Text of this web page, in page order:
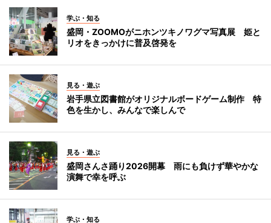
学ぶ・知る
盛岡・ZOOMOがニホンツキノワグマ写真展 姫と
リオをきっかけに普及啓発を
見る・遊ぶ
岩手県立図書館がオリジナルボードゲーム制作 特
色を生かし、みんなで楽しんで
見る・遊ぶ
盛岡さんさ踊り2026開幕 雨にも負けず華やかな
演舞で幸を呼ぶ
学ぶ・知る